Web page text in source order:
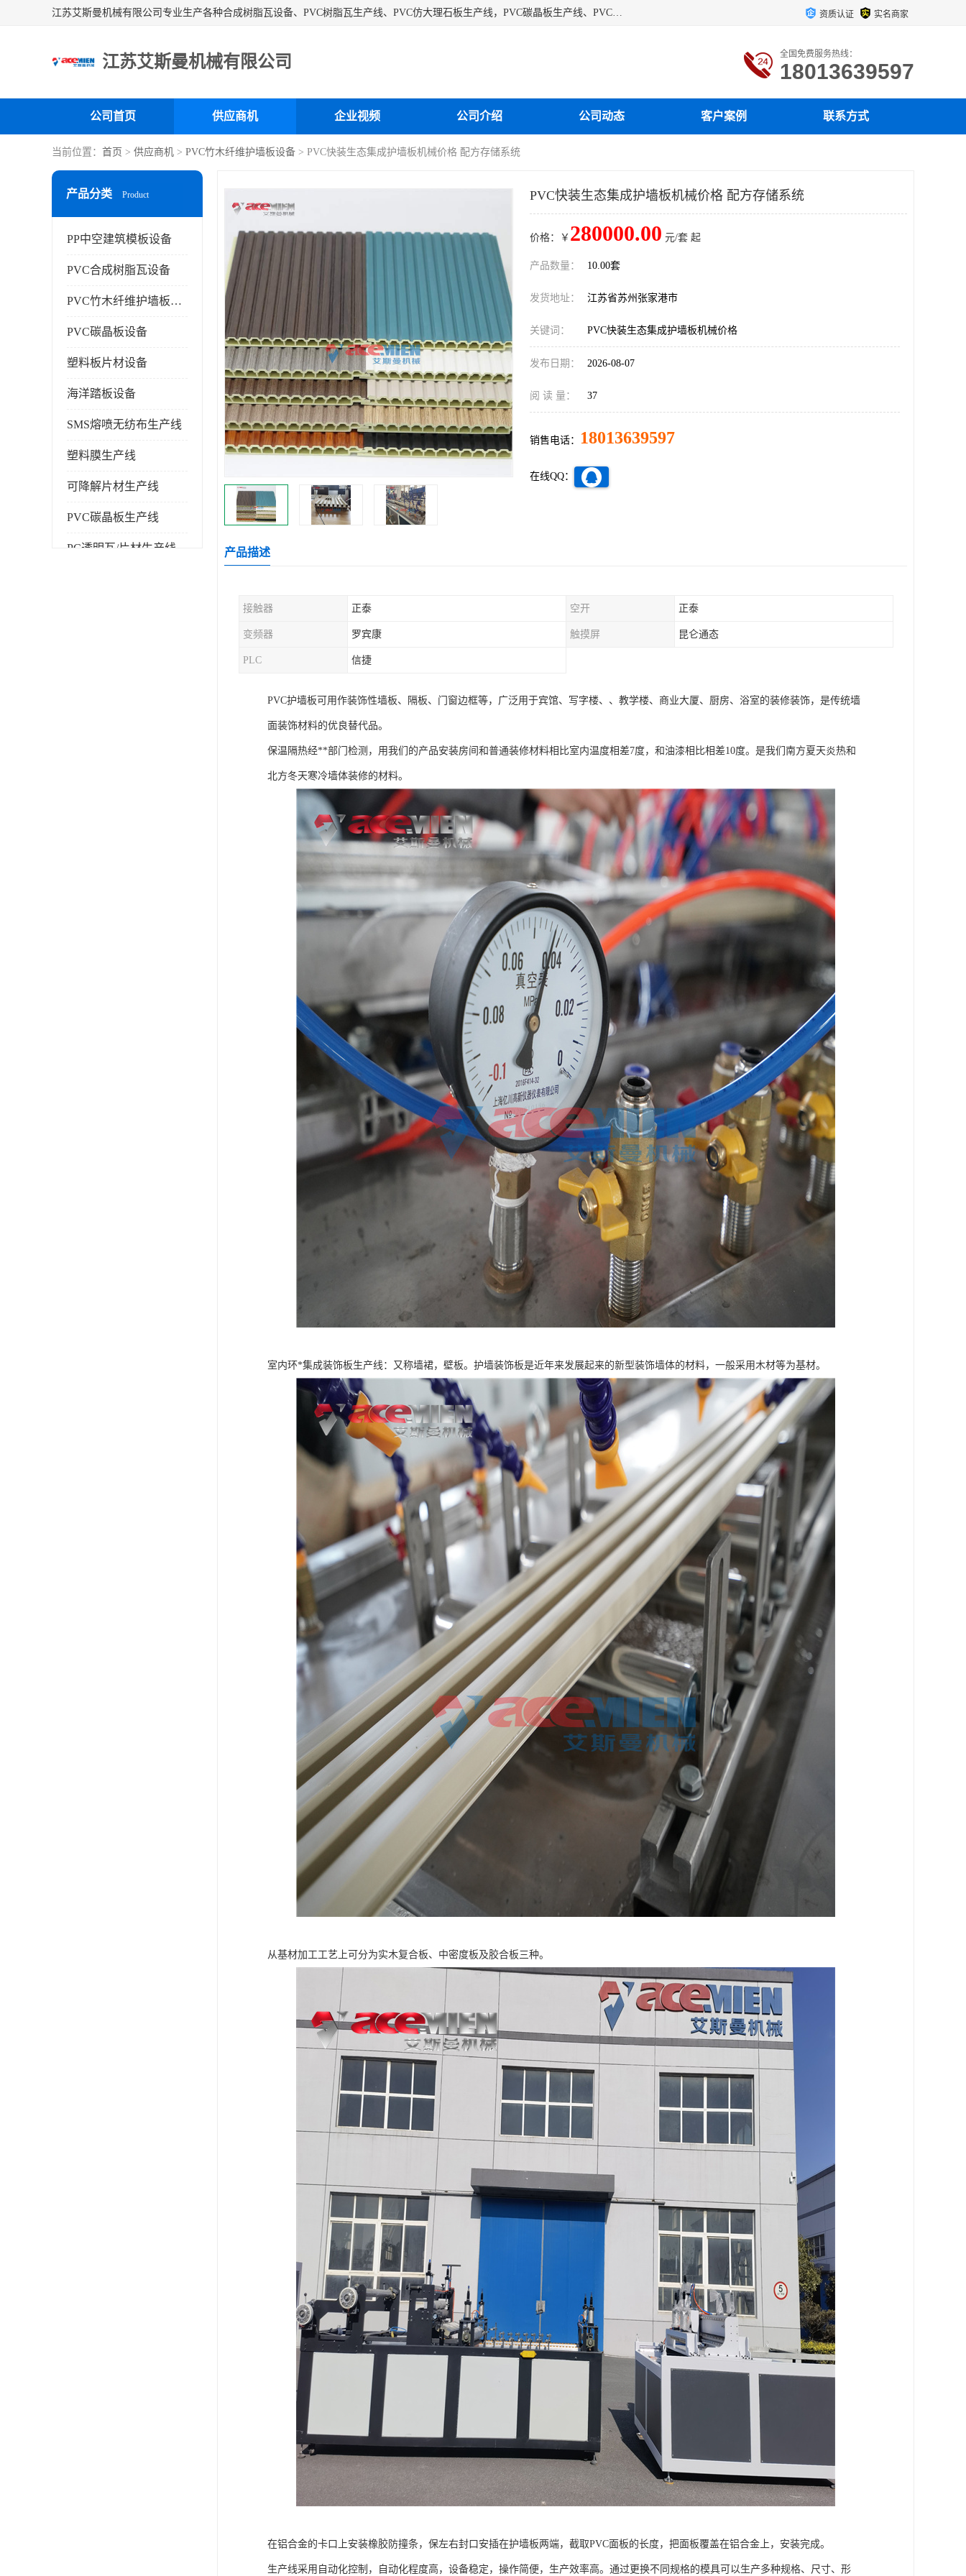
江苏艾斯曼机械有限公司专业生产各种合成树脂瓦设备、PVC树脂瓦生产线、PVC仿大理石板生产线，PVC碳晶板生产线、PVC护墙板生产线，PVC格栅板生产线、PVC扣板生产线、塑料建筑模板生产线。操作方便，性能稳定，价格合理，质量保障。 资质认证 实名商家
江苏艾斯曼机械有限公司 全国免费服务热线：
18013639597
公司首页 供应商机 企业视频 公司介绍 公司动态 客户案例 联系方式
当前位置： 首页 > 供应商机 > PVC竹木纤维护墙板设备 > PVC快装生态集成护墙板机械价格 配方存储系统
产品分类 Product
PP中空建筑模板设备
PVC合成树脂瓦设备
PVC竹木纤维护墙板设备
PVC碳晶板设备
塑料板片材设备
海洋踏板设备
SMS熔喷无纺布生产线
塑料膜生产线
可降解片材生产线
PVC碳晶板生产线
PC透明瓦/片材生产线
PVC快装生态集成护墙板机械价格 配方存储系统
价格：￥ 280000.00 元/套 起
产品数量： 10.00套
发货地址： 江苏省苏州张家港市
关键词： PVC快装生态集成护墙板机械价格
发布日期： 2026-08-07
阅 读 量： 37
销售电话： 18013639597
在线QQ：
产品描述
接触器 正泰 空开 正泰
变频器 罗宾康 触摸屏 昆仑通态
PLC 信捷
PVC护墙板可用作装饰性墙板、隔板、门窗边框等，广泛用于宾馆、写字楼、、教学楼、商业大厦、厨房、浴室的装修装饰，是传统墙
面装饰材料的优良替代品。
保温隔热经**部门检测，用我们的产品安装房间和普通装修材料相比室内温度相差7度，和油漆相比相差10度。是我们南方夏天炎热和
北方冬天寒冷墙体装修的材料。
室内环*集成装饰板生产线：又称墙裙，壁板。护墙装饰板是近年来发展起来的新型装饰墙体的材料，一般采用木材等为基材。
从基材加工工艺上可分为实木复合板、中密度板及胶合板三种。
在铝合金的卡口上安装橡胶防撞条，保左右封口安插在护墙板两端，截取PVC面板的长度，把面板覆盖在铝合金上，安装完成。
生产线采用自动化控制，自动化程度高，设备稳定，操作简便，生产效率高。通过更换不同规格的模具可以生产多种规格、尺寸、形